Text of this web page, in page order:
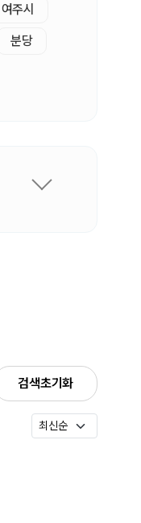
여주시
분당
검색초기화